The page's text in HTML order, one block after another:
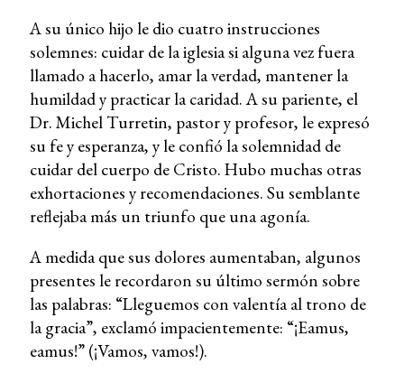
A su único hijo le dio cuatro instrucciones
solemnes: cuidar de la iglesia si alguna vez fuera
llamado a hacerlo, amar la verdad, mantener la
humildad y practicar la caridad. A su pariente, el
Dr. Michel Turretin, pastor y profesor, le expresó
su fe y esperanza, y le confió la solemnidad de
cuidar del cuerpo de Cristo. Hubo muchas otras
exhortaciones y recomendaciones. Su semblante
reflejaba más un triunfo que una agonía.
A medida que sus dolores aumentaban, algunos
presentes le recordaron su último sermón sobre
las palabras: “Lleguemos con valentía al trono de
la gracia”, exclamó impacientemente: “¡Eamus,
eamus!” (¡Vamos, vamos!).